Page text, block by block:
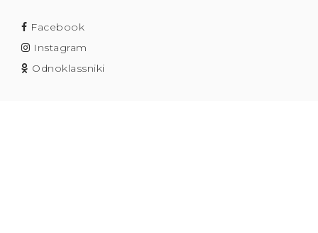
Facebook
Instagram
Odnoklassniki